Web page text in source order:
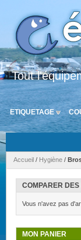
Tout
ETIQUETAGE
Accueil / Hygiène /
COMPARER DES
Vous n'avez pas
MON PANIER